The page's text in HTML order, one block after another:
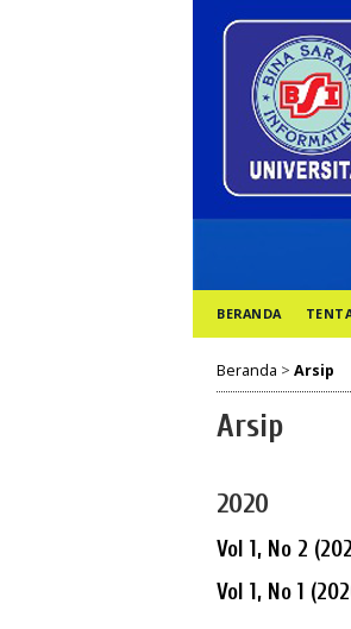
BERANDA
Beranda > Arsip
Arsip
2020
Vol 1, No 2
Vol 1, No 1